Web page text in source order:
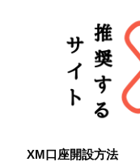
XM口座開設方法